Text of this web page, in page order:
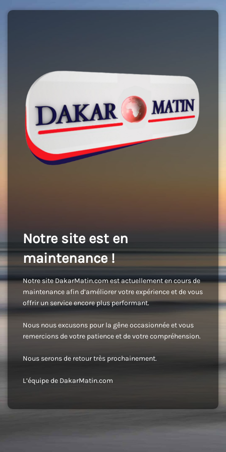
Notre site est en
maintenance !
Notre site DakarMatin.com est actuellement en cours de
maintenance afin d’améliorer votre expérience et de vous
offrir un service encore plus performant.
Nous nous excusons pour la gêne occasionnée et vous
remercions de votre patience et de votre compréhension.
Nous serons de retour très prochainement.
L’équipe de DakarMatin.com